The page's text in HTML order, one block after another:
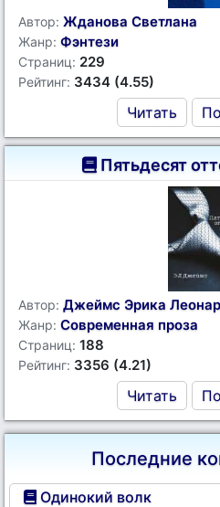
Автор: Жданова Светлана
Жанр: Фэнтези
Страниц: 229
Рейтинг: 3434 (4.55)
Читать
Пятьдесят
Автор: Джеймс Эрика
Жанр: Современная проза
Страниц: 188
Рейтинг: 3356 (4.21)
Читать
Последние
Одинокий волк